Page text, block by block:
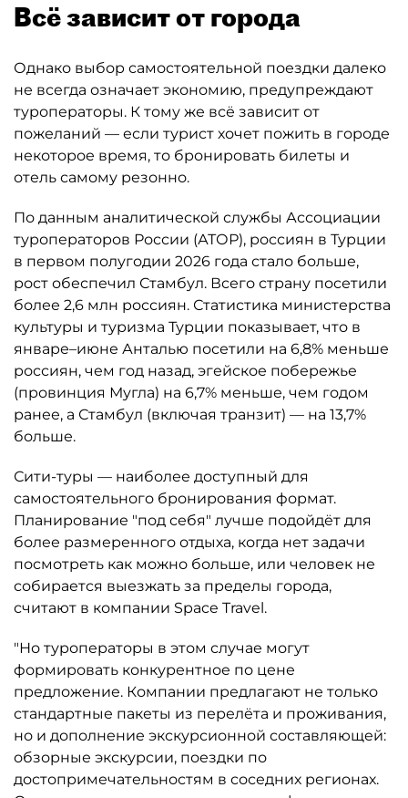
Всё зависит от города
Однако выбор самостоятельной поездки далеко
не всегда означает экономию, предупреждают
туроператоры. К тому же всё зависит от
пожеланий — если турист хочет пожить в городе
некоторое время, то бронировать билеты и
отель самому резонно.
По данным аналитической службы Ассоциации
туроператоров России (АТОР), россиян в Турции
в первом полугодии 2026 года стало больше,
рост обеспечил Стамбул. Всего страну посетили
более 2,6 млн россиян. Статистика министерства
культуры и туризма Турции показывает, что в
январе–июне Анталью посетили на 6,8% меньше
россиян, чем год назад, эгейское побережье
(провинция Мугла) на 6,7% меньше, чем годом
ранее, а Стамбул (включая транзит) — на 13,7%
больше.
Сити-туры — наиболее доступный для
самостоятельного бронирования формат.
Планирование "под себя" лучше подойдёт для
более размеренного отдыха, когда нет задачи
посмотреть как можно больше, или человек не
собирается выезжать за пределы города,
считают в компании Space Travel.
"Но туроператоры в этом случае могут
формировать конкурентное по цене
предложение. Компании предлагают не только
стандартные пакеты из перелёта и проживания,
но и дополнение экскурсионной составляющей:
обзорные экскурсии, поездки по
достопримечательностям в соседних регионах.